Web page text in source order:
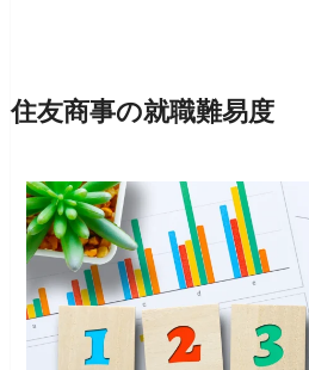
住友商事の就職難易度